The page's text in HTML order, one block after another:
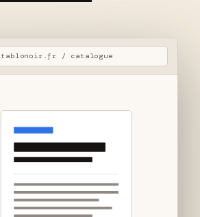
tablonoir.fr / catalogue